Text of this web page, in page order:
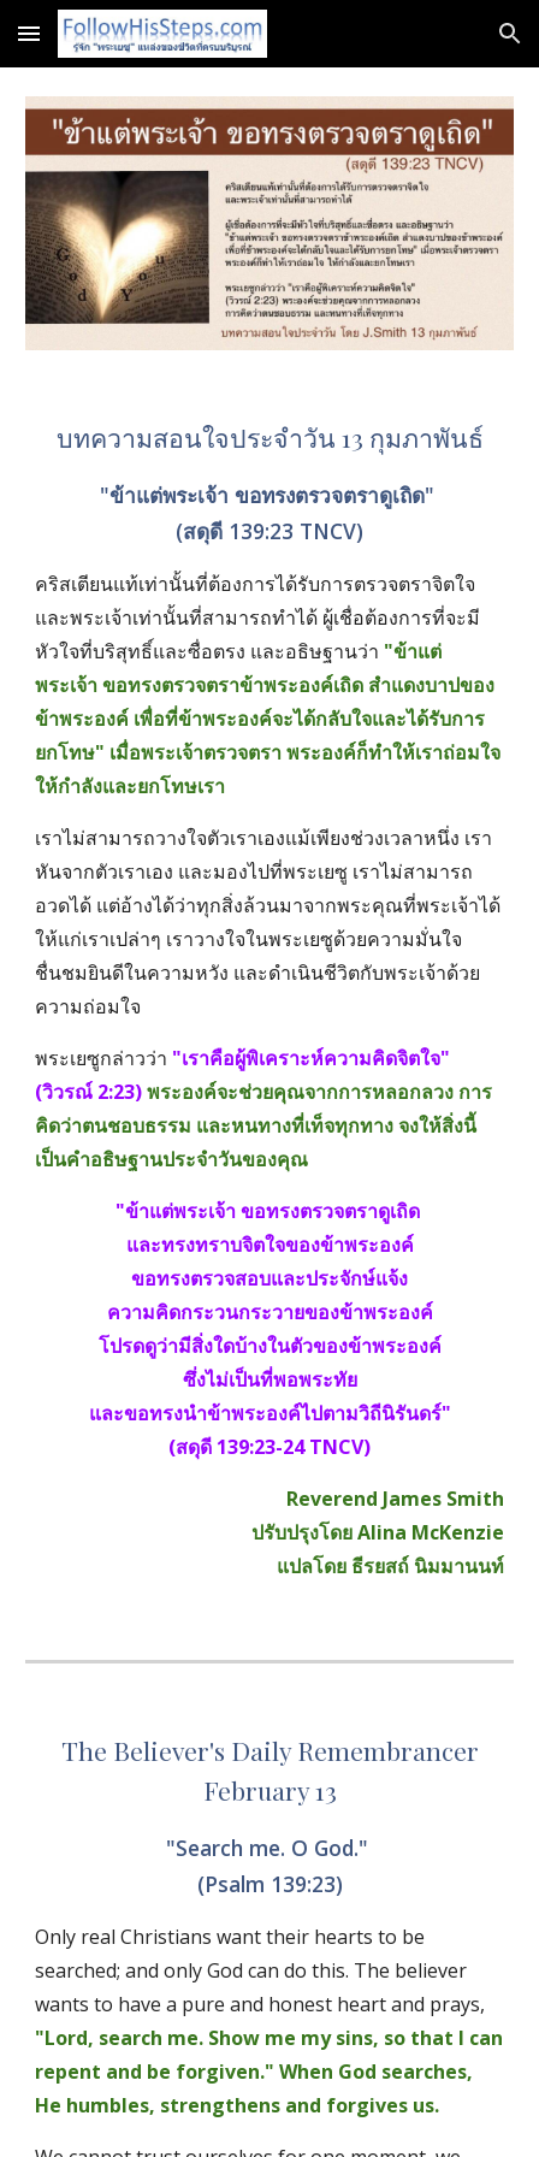
Skip to main content Skip to navigation
บทความสอนใจประจำวัน 13 กุมภาพันธ์
"ข้าแต่พระเจ้า ขอทรงตรวจตราดูเถิด"
(สดุดี 139:23 TNCV)
คริสเตียนแท้เท่านั้นที่ต้องการได้รับการตรวจตราจิตใจ
และพระเจ้าเท่านั้นที่สามารถทำได้ ผู้เชื่อต้องการที่จะมี
หัวใจที่บริสุทธิ์และซื่อตรง และอธิษฐานว่า "ข้าแต่
พระเจ้า ขอทรงตรวจตราข้าพระองค์เถิด สำแดงบาปของ
ข้าพระองค์ เพื่อที่ข้าพระองค์จะได้กลับใจและได้รับการ
ยกโทษ" เมื่อพระเจ้าตรวจตรา พระองค์ก็ทำให้เราถ่อมใจ
ให้กำลังและยกโทษเรา
เราไม่สามารถวางใจตัวเราเองแม้เพียงช่วงเวลาหนึ่ง เรา
หันจากตัวเราเอง และมองไปที่พระเยซู เราไม่สามารถ
อวดได้ แต่อ้างได้ว่าทุกสิ่งล้วนมาจากพระคุณที่พระเจ้าได้
ให้แก่เราเปล่าๆ เราวางใจในพระเยซูด้วยความมั่นใจ
ชื่นชมยินดีในความหวัง และดำเนินชีวิตกับพระเจ้าด้วย
ความถ่อมใจ
พระเยซูกล่าวว่า "เราคือผู้พิเคราะห์ความคิดจิตใจ"
(วิวรณ์ 2:23) พระองค์จะช่วยคุณจากการหลอกลวง การ
คิดว่าตนชอบธรรม และหนทางที่เท็จทุกทาง จงให้สิ่งนี้
เป็นคำอธิษฐานประจำวันของคุณ
"ข้าแต่พระเจ้า ขอทรงตรวจตราดูเถิด
และทรงทราบจิตใจของข้าพระองค์
ขอทรงตรวจสอบและประจักษ์แจ้ง
ความคิดกระวนกระวายของข้าพระองค์
โปรดดูว่ามีสิ่งใดบ้างในตัวของข้าพระองค์
ซึ่งไม่เป็นที่พอพระทัย
และขอทรงนำข้าพระองค์ไปตามวิถีนิรันดร์"
(สดุดี 139:23-24 TNCV)
Reverend James Smith
ปรับปรุงโดย Alina McKenzie
แปลโดย ธีรยสถ์ นิมมานนท์
The Believer's Daily Remembrancer
February 13
"Search me. O God."
(Psalm 139:23)
Only real Christians want their hearts to be
searched; and only God can do this. The believer
"Lord, search me. Show me my sins, so that I can
repent and be forgiven." When God searches,
He humbles, strengthens and forgives us.